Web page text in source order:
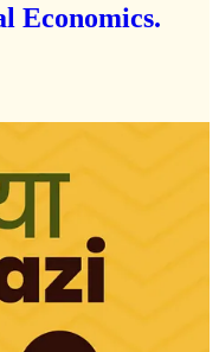
Economics.